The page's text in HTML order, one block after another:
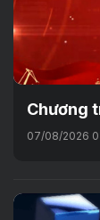
Chương
07/08/2026